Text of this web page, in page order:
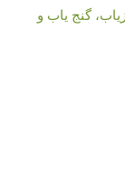
گنج یاب و